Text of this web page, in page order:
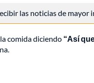
las noticias de mayor
comida diciendo “Así